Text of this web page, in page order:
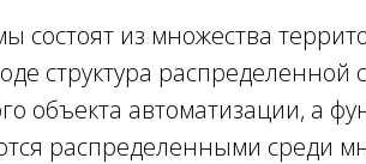
состоят из множества
структура распределенной
объекта автоматизации, а
распределенными среди